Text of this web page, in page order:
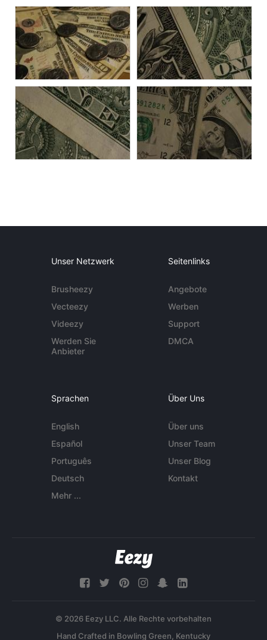
Unser Netzwerk
Brusheezy
Vecteezy
Videezy
Werden Sie
Anbieter
Seitenlinks
Angebote
Werben
Support
DMCA
Sprachen
English
Español
Português
Deutsch
Mehr ...
Über Uns
Über uns
Unser Team
Unser Blog
Kontakt
© 2026 Eezy LLC. Alle Rechte vorbehalten